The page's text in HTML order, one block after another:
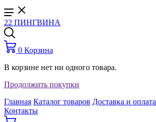
22 ПИНГВИНА
0 Корзина
В корзине нет ни одного товара.
Продолжить покупки
Главная Каталог товаров Доставка и оплата
Контакты